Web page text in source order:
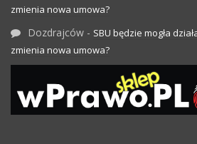
zmienia nowa umowa?
Dozdrajców - SBU będzie mogła
zmienia nowa umowa?